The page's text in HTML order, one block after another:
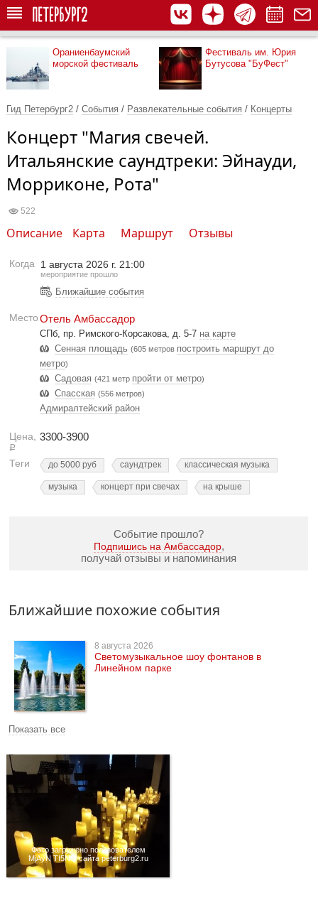
Ораниенбаумский
морской фестиваль
Фестиваль им. Юрия
Бутусова "БуФест"
Гид Петербург2 / События / Развлекательные события / Концерты
Концерт "Магия свечей.
Итальянские саундтреки: Эйнауди,
Морриконе, Рота"
522
Описание Карта Маршрут Отзывы
Когда 1 августа 2026 г. 21:00
мероприятие прошло
Ближайшие события
МестоОтель Амбассадор
СПб, пр. Римского-Корсакова, д. 5-7 на карте
Сенная площадь (605 метров построить маршрут до
метро)
Садовая (421 метр пройти от метро)
Спасская (556 метров)
Адмиралтейский район
Цена,
Р
3300-3900
Теги до 5000 руб саундтрек классическая музыка
музыка концерт при свечах на крыше
Событие прошло?
Подпишись на Амбассадор,
получай отзывы и напоминания
Ближайшие похожие события
8 августа 2026
Светомузыкальное шоу фонтанов в
Линейном парке
Показать все
Фото загружено пользователем
MjAyN TI5NQ сайта peterburg2.ru